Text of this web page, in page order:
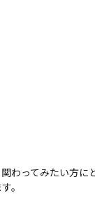
ってみたい方
。